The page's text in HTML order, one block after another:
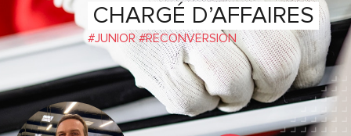
CHARGÉ D’AFFAIRES
#JUNIOR #RECONVERSION